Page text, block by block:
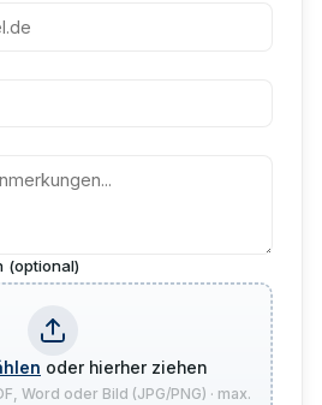
(optional)
oder hierher ziehen
Word oder Bild (JPG/PNG) · max.